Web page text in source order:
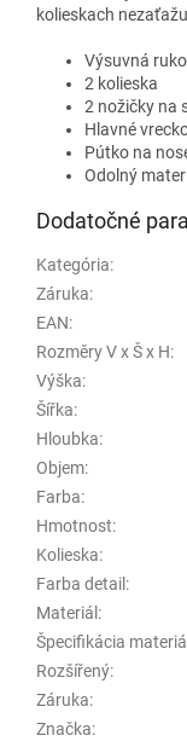
kolieskach
Výsuvná
2 kolieska
2 nožičky na
Hlavné
Pútko na
Odolný
Dodatočné
Kategória:
Záruka:
EAN:
Rozměry V x Š x H:
Výška:
Šířka:
Hloubka:
Objem:
Farba:
Hmotnost:
Kolieska:
Farba detail :
Materiál :
Špecifikácia
Rozšířený:
Záruka:
Značka: